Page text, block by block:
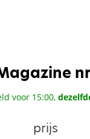
voor 15:00,
prijs